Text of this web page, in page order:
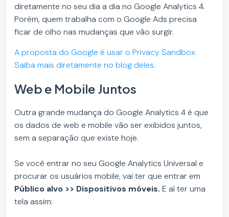
diretamente no seu dia a dia no Google Analytics 4.
Porém, quem trabalha com o Google Ads precisa
ficar de olho nas mudanças que vão surgir.
A proposta do Google é usar o Privacy Sandbox.
Saiba mais diretamente no blog deles.
Web e Mobile Juntos
Outra grande mudança do Google Analytics 4 é que
os dados de web e mobile vão ser exibidos juntos,
sem a separação que existe hoje.
Se você entrar no seu Google Analytics Universal e
procurar os usuários mobile, vai ter que entrar em
Público alvo >> Dispositivos móveis.E aí ter uma
tela assim: